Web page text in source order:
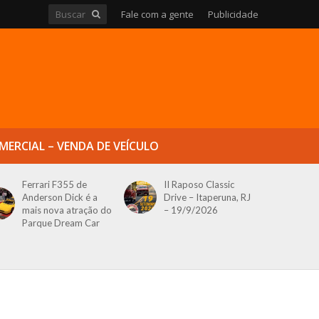
Fale com a gente Publicidade
– VENDA DE VEÍCULO
Ferrari F355 de
Anderson Dick é a
mais nova atração do
Parque Dream Car
II Raposo Classic
Drive – Itaperuna, RJ
– 19/9/2026